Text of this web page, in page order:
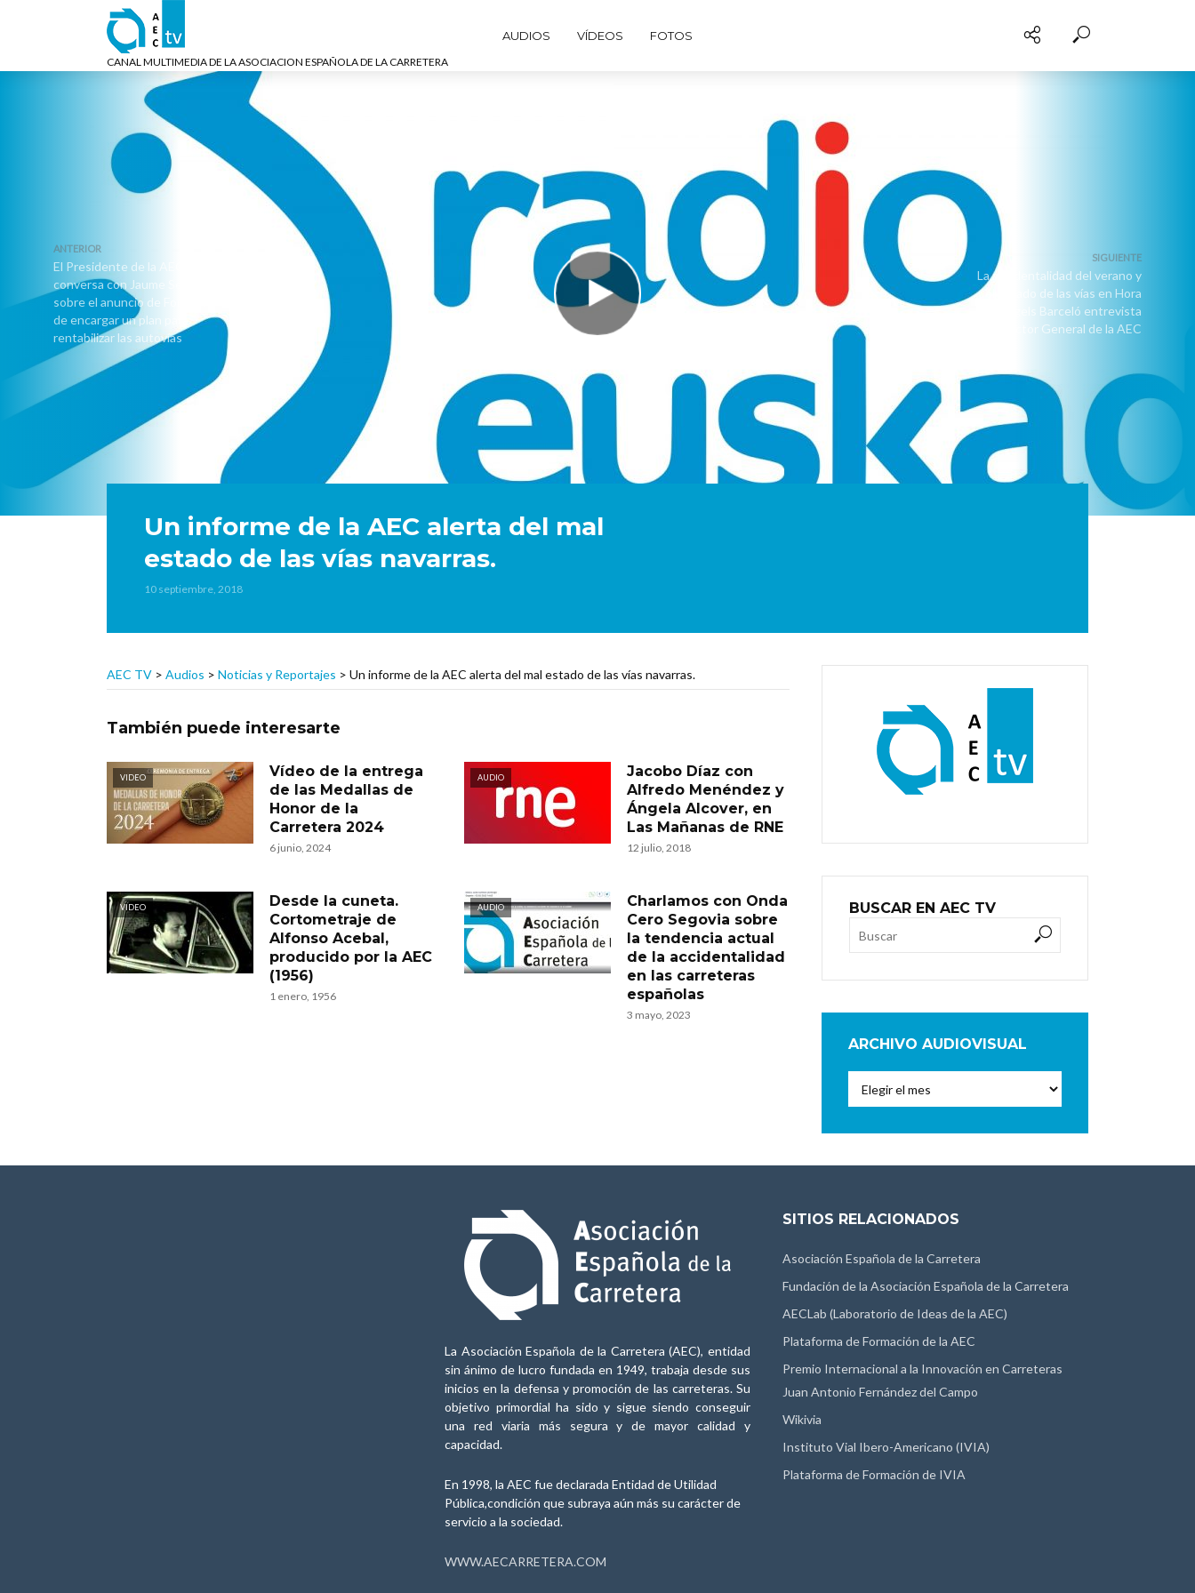
CANAL MULTIMEDIA DE LA ASOCIACION ESPAÑOLA DE LA CARRETERA
AUDIOS VÍDEOS FOTOS
ANTERIOR
El Presidente de la AEC
conversa con Jaume Segalés
sobre el anuncio de Fomento
de encargar un plan para
rentabilizar las autovías
SIGUIENTE
La accidentalidad del verano y
el estado de las vías en Hora
25. Angels Barceló entrevista
al Director General de la AEC
Un informe de la AEC alerta del mal
estado de las vías navarras.
10 septiembre, 2018
AEC TV > Audios > Noticias y Reportajes > Un informe de la AEC alerta del mal estado de las vías navarras.
También puede interesarte
VIDEO
Vídeo de la entrega
de las Medallas de
Honor de la
Carretera 2024
6 junio, 2024
AUDIO
Jacobo Díaz con
Alfredo Menéndez y
Ángela Alcover, en
Las Mañanas de RNE
12 julio, 2018
VIDEO
Desde la cuneta.
Cortometraje de
Alfonso Acebal,
producido por la AEC
(1956)
1 enero, 1956
AUDIO
Charlamos con Onda
Cero Segovia sobre
la tendencia actual
de la accidentalidad
en las carreteras
españolas
3 mayo, 2023
BUSCAR EN AEC TV
ARCHIVO AUDIOVISUAL
Audiovisual
La Asociación Española de la Carretera (AEC), entidad
sin ánimo de lucro fundada en 1949, trabaja desde sus
inicios en la defensa y promoción de las carreteras. Su
objetivo primordial ha sido y sigue siendo conseguir
una red viaria más segura y de mayor calidad y
capacidad.
En 1998, la AEC fue declarada Entidad de Utilidad
Pública,condición que subraya aún más su carácter de
servicio a la sociedad.
WWW.AECARRETERA.COM
SITIOS RELACIONADOS
Asociación Española de la Carretera
Fundación de la Asociación Española de la Carretera
AECLab (Laboratorio de Ideas de la AEC)
Plataforma de Formación de la AEC
Premio Internacional a la Innovación en Carreteras
Juan Antonio Fernández del Campo
Wikivia
Instituto Vial Ibero-Americano (IVIA)
Plataforma de Formación de IVIA